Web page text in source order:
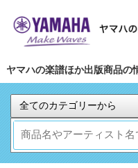
ヤマハの楽譜ほか出版商品の